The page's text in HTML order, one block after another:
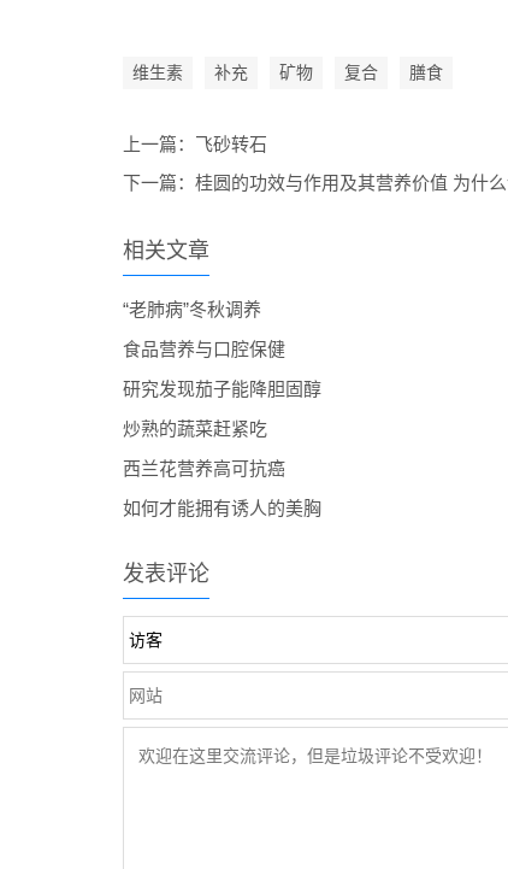
维生素 补充 矿物 复合 膳食
上一篇： 飞砂转石
下一篇： 桂圆的功效与作用及其营养价值 为什
相关文章
“老肺病”冬秋调养
食品营养与口腔保健
研究发现茄子能降胆固醇
炒熟的蔬菜赶紧吃
西兰花营养高可抗癌
如何才能拥有诱人的美胸
发表评论